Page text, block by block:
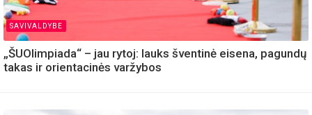
SAVIVALDYBE
„ŠUOlimpiada“ – jau rytoj: lauks šventinė eisena, pagundų
takas ir orientacinės varžybos